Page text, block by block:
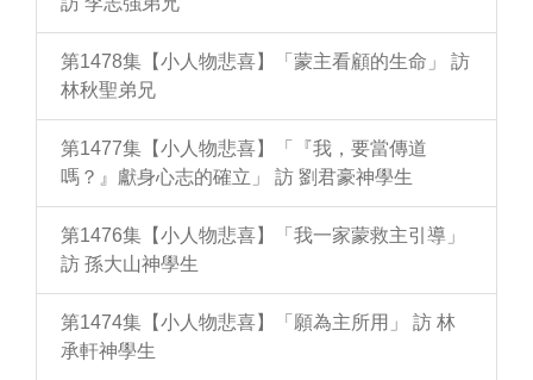
第1478集【小人物悲喜】「蒙主看顧的生命」 訪
林秋聖弟兄
第1477集【小人物悲喜】「『我，要當傳道
嗎？』獻身心志的確立」 訪 劉君豪神學生
第1476集【小人物悲喜】「我一家蒙救主引導」
訪 孫大山神學生
第1474集【小人物悲喜】「願為主所用」 訪 林
承軒神學生